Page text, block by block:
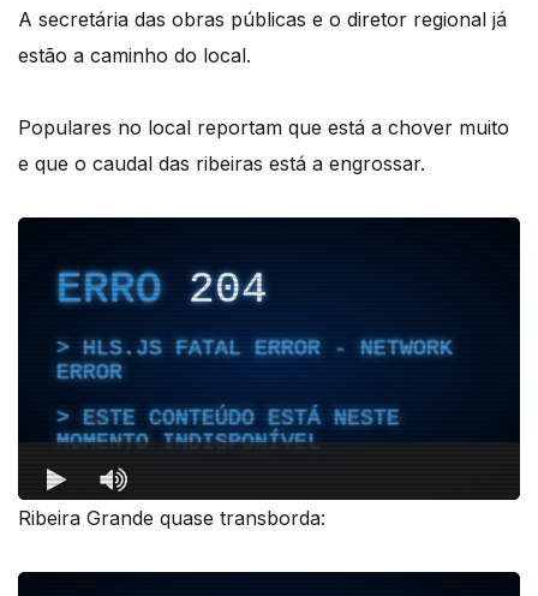
A secretária das obras públicas e o diretor regional já
estão a caminho do local.
Populares no local reportam que está a chover muito
e que o caudal das ribeiras está a engrossar.
Ribeira Grande quase transborda: